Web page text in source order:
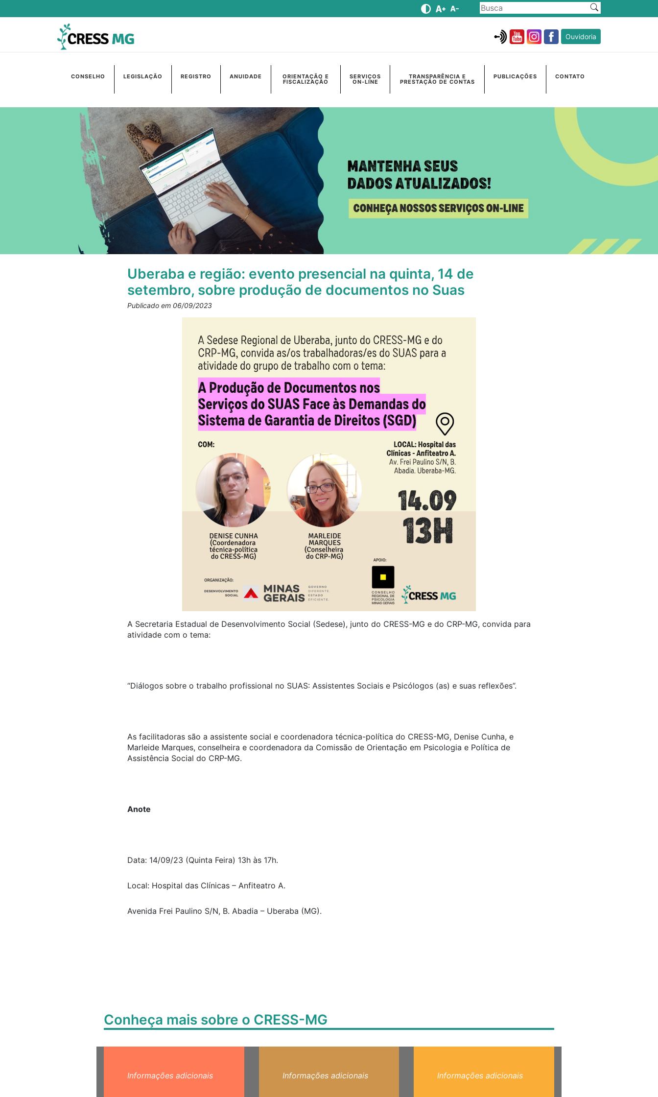
Ouvidoria
CONSELHO LEGISLAÇÃO REGISTRO ANUIDADE ORIENTAÇÃO E
FISCALIZAÇÃO
SERVIÇOS
ON-LINE
TRANSPARÊNCIA E
PRESTAÇÃO DE CONTAS
PUBLICAÇÕES CONTATO
Uberaba e região: evento presencial na quinta, 14 de
setembro, sobre produção de documentos no Suas
Publicado em 06/09/2023
A Secretaria Estadual de Desenvolvimento Social (Sedese), junto do CRESS-MG e do CRP-MG, convida para
atividade com o tema:
“Diálogos sobre o trabalho profissional no SUAS: Assistentes Sociais e Psicólogos (as) e suas reflexões”.
As facilitadoras são a assistente social e coordenadora técnica-política do CRESS-MG, Denise Cunha, e
Marleide Marques, conselheira e coordenadora da Comissão de Orientação em Psicologia e Política de
Assistência Social do CRP-MG.
Anote
Data: 14/09/23 (Quinta Feira) 13h às 17h.
Local: Hospital das Clínicas – Anfiteatro A.
Avenida Frei Paulino S/N, B. Abadia – Uberaba (MG).
Conheça mais sobre o CRESS-MG
Informações adicionais Informações adicionais Informações adicionais